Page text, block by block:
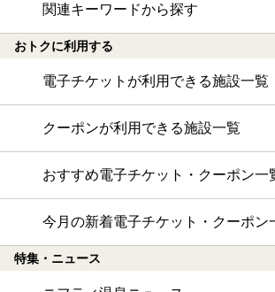
関連キーワードから探す
おトクに利用する
電子チケットが利用できる施設一覧
クーポンが利用できる施設一覧
おすすめ電子チケット・クーポン一
今月の新着電子チケット・クーポン
特集・ニュース